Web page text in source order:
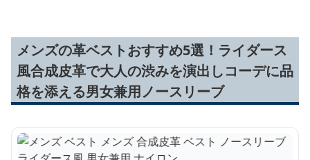
メンズの革ベストおすすめ5選！ライダース
風合成皮革で大人の渋みを演出しコーデに品
格を添える男女兼用ノースリーブ